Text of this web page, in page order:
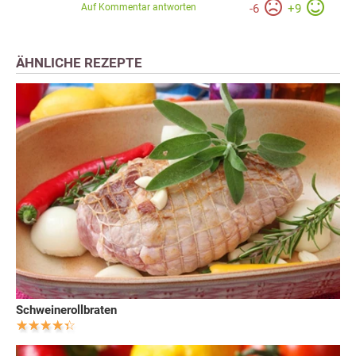
-6 +9
Auf Kommentar antworten
ÄHNLICHE REZEPTE
Schweinerollbraten